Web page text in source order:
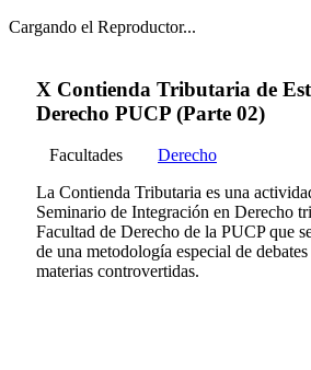
Cargando el Reproductor...
X Contienda Tributaria de
Derecho PUCP (Parte 02)
Facultades
Derecho
La Contienda Tributaria es una
Seminario de Integración en Derecho
Facultad de Derecho de la PUCP que
de una metodología especial de
materias controvertidas.